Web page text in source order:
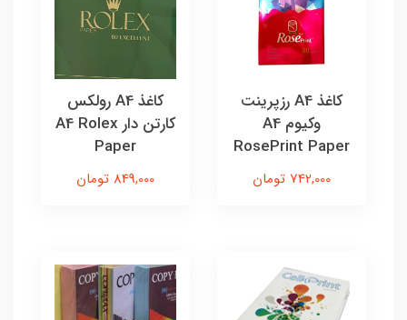
کاغذ A4 رزپرینت
وکیوم A4
RosePrint Paper
742,000 تومان
کاغذ A4 رولکس
کارتن دار A4 Rolex
Paper
849,000 تومان